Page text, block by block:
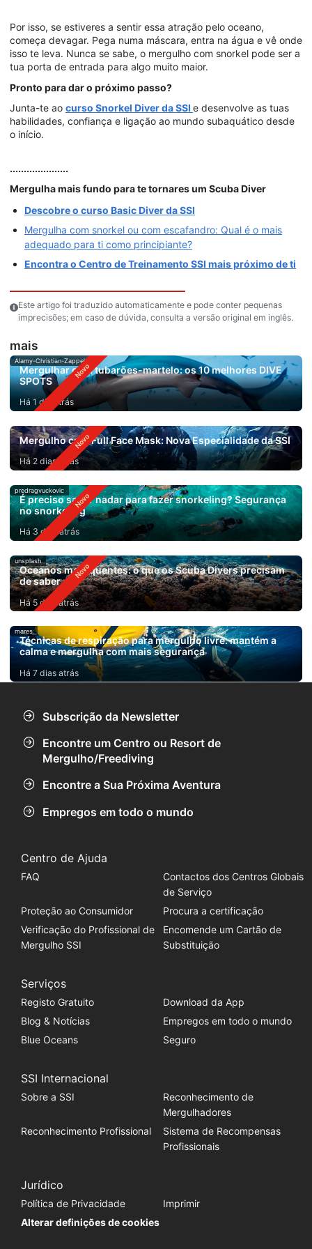
Por isso, se estiveres a sentir essa atração pelo oceano,
começa devagar. Pega numa máscara, entra na água e vê onde
isso te leva. Nunca se sabe, o mergulho com snorkel pode ser a
tua porta de entrada para algo muito maior.
Pronto para dar o próximo passo?
Junta-te ao curso Snorkel Diver da SSI e desenvolve as tuas
habilidades, confiança e ligação ao mundo subaquático desde
o início.
.....................
Mergulha mais fundo para te tornares um Scuba Diver
Descobre o curso Basic Diver da SSI
Mergulha com snorkel ou com escafandro: Qual é o mais
adequado para ti como principiante?
Encontra o Centro de Treinamento SSI mais próximo de ti
Este artigo foi traduzido automaticamente e pode conter pequenas
imprecisões; em caso de dúvida, consulta a versão original em inglês.
mais
Alamy-Christian-Zappel
Mergulhar com tubarões-martelo: os 10 melhores DIVE
SPOTS
Há 1 dia atrás
Mergulho com Full Face Mask: Nova Especialidade da SSI
Há 2 dias atrás
predragvuckovic
É preciso saber nadar para fazer snorkeling? Segurança
no snorkeling
Há 3 dias atrás
unsplash
Oceanos mais quentes: o que os Scuba Divers precisam
de saber
Há 5 dias atrás
mares
Técnicas de respiração para mergulho livre: mantém a
calma e mergulha com mais segurança
Há 7 dias atrás
Subscrição da Newsletter
Encontre um Centro ou Resort de
Mergulho/Freediving
Encontre a Sua Próxima Aventura
Empregos em todo o mundo
Centro de Ajuda
FAQ
Contactos dos Centros Globais
de Serviço
Proteção ao Consumidor
Procura a certificação
Verificação do Profissional de
Mergulho SSI
Encomende um Cartão de
Substituição
Serviços
Registo Gratuito
Download da App
Blog & Notícias
Empregos em todo o mundo
Blue Oceans
Seguro
SSI Internacional
Sobre a SSI
Reconhecimento de
Mergulhadores
Reconhecimento Profissional
Sistema de Recompensas
Profissionais
Jurídico
Política de Privacidade
Imprimir
Alterar definições de cookies